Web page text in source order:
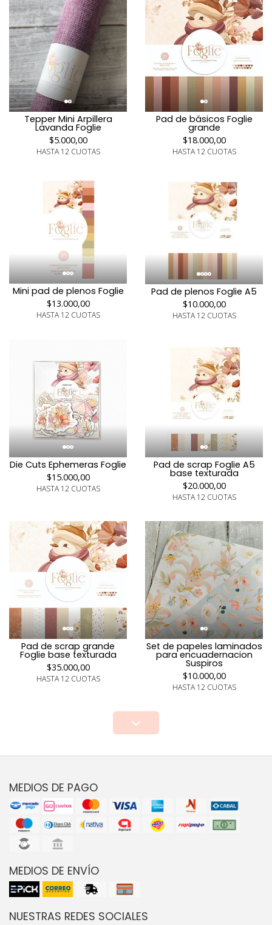
Tepper Mini Arpillera
Lavanda Foglie
$5.000,00
HASTA 12 CUOTAS
Pad de básicos Foglie
grande
$18.000,00
HASTA 12 CUOTAS
Mini pad de plenos Foglie
$13.000,00
HASTA 12 CUOTAS
Pad de plenos Foglie A5
$10.000,00
HASTA 12 CUOTAS
Die Cuts Ephemeras Foglie
$15.000,00
HASTA 12 CUOTAS
Pad de scrap Foglie A5
base texturada
$20.000,00
HASTA 12 CUOTAS
Pad de scrap grande
Foglie base texturada
$35.000,00
HASTA 12 CUOTAS
Set de papeles laminados
para encuadernacion
Suspiros
$10.000,00
HASTA 12 CUOTAS
MEDIOS DE PAGO
MEDIOS DE ENVÍO
NUESTRAS REDES SOCIALES